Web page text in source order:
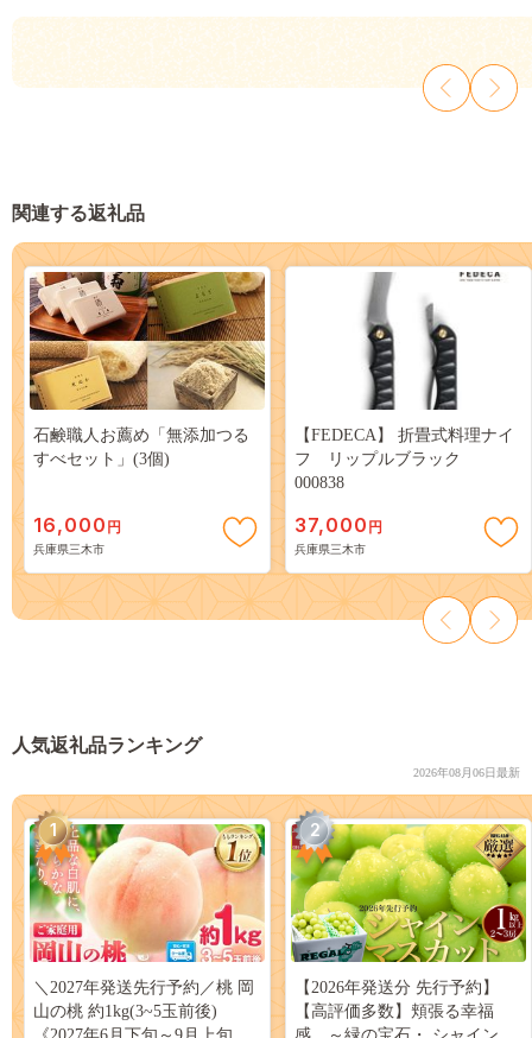
関連する返礼品
石鹸職人お薦め「無添加つる
すべセット」(3個)
16,000 円
兵庫県三木市
【FEDECA】 折畳式料理ナイ
フ リップルブラック
000838
37,000 円
兵庫県三木市
人気返礼品ランキング
2026年08月06日最新
1
＼2027年発送先行予約／桃 岡
山の桃 約1kg(3~5玉前後)
2
【2026年発送分 先行予約】
【高評価多数】頬張る幸福